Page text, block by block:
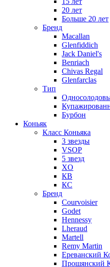
20 лет
Больше 20 лет
Бренд
Macallan
Glenfiddich
Jack Daniel's
Benriach
Chivas Regal
Glenfarclas
Тип
Бурбон
Коньяк
Класс Коньяка
3 звезды
VSOP
5 звезд
XO
КВ
КС
Бренд
Courvoisier
Godet
Hennessy
Lheraud
Martell
Remy Martin
Ереванский
Прошянский